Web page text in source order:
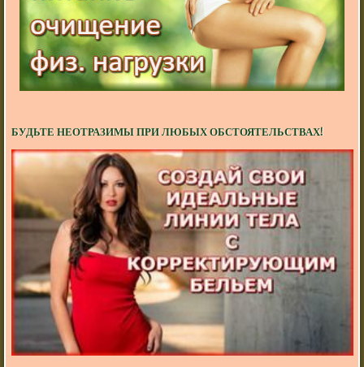
БУДЬТЕ НЕОТРАЗИМЫ ПРИ ЛЮБЫХ ОБСТОЯТЕЛЬСТВАХ!